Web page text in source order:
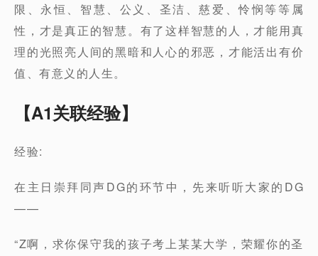
限、永恒、智慧、公义、圣洁、慈爱、怜悯等等属
性，才是真正的智慧。有了这样智慧的人，才能用真
理的光照亮人间的黑暗和人心的邪恶，才能活出有价
值、有意义的人生。
【A1关联经验】
经验:
在主日崇拜同声DG的环节中，先来听听大家的DG
——
“Z啊，求你保守我的孩子考上某某大学，荣耀你的圣